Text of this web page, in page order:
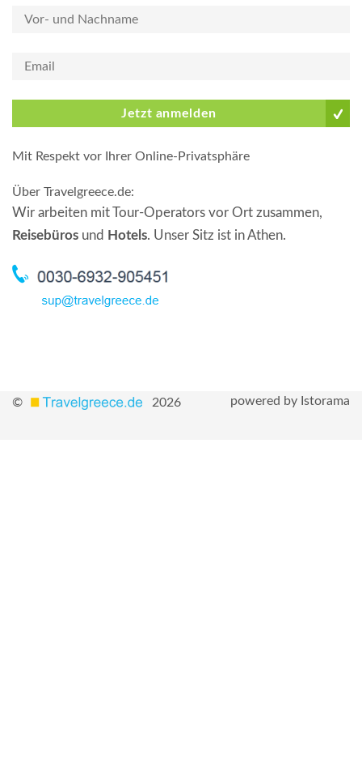
Jetzt anmelden
Mit Respekt vor Ihrer Online-Privatsphäre
Über Travelgreece.de:
Wir arbeiten mit Tour-Operators vor Ort zusammen,
Reisebüros und Hotels. Unser Sitz ist in Athen.
© 2026 powered by Istorama